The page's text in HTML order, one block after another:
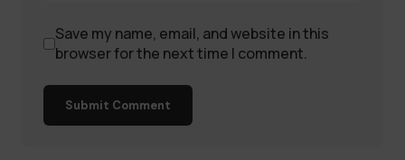
Save my name, email, and website in this
browser for the next time I comment.
Submit Comment